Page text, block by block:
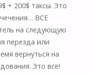
+ 200$ таксы. Это
ВСЕ
на следующую
перезда или
вернуться на
Это все!